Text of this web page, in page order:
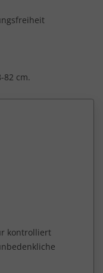
82 cm.
kontrolliert